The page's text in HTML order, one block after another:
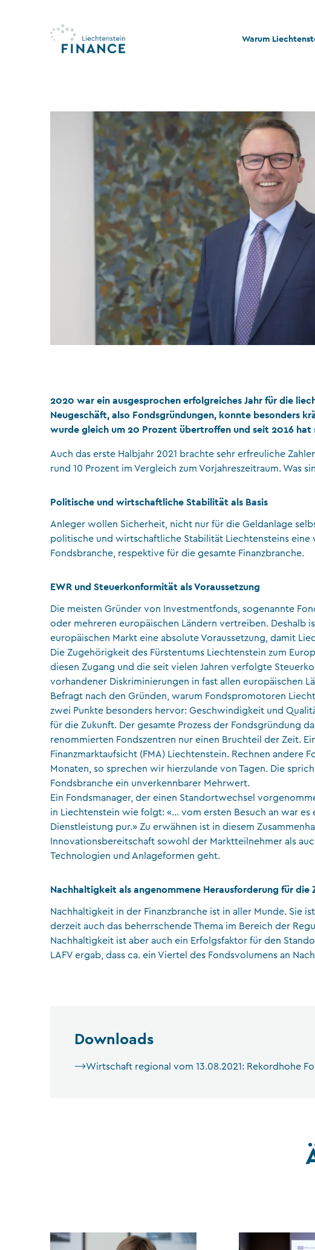
Warum
Stabilität und
Rechts- und
Nachhaltigkeit
Stiftungswesen
2020 war ein ausgesprochen erfolgreiches Jahr für die
Neugeschäft, also Fondsgründungen, konnte besonders
wurde gleich um 20 Prozent übertroffen und seit 2016
Auch das erste Halbjahr 2021 brachte sehr erfreuliche
rund 10 Prozent im Vergleich zum Vorjahreszeitraum. Was
Politische und wirtschaftliche Stabilität als Basis
Anleger wollen Sicherheit, nicht nur für die Geldanlage
politische und wirtschaftliche Stabilität Liechtensteins eine
Fondsbranche, respektive für die gesamte Finanzbranche.
EWR und Steuerkonformität als Voraussetzung
Die meisten Gründer von Investmentfonds, sogenannte
oder mehreren europäischen Ländern vertreiben. Deshalb
europäischen Markt eine absolute Voraussetzung, damit
Die Zugehörigkeit des Fürstentums Liechtenstein zum
diesen Zugang und die seit vielen Jahren verfolgte
vorhandener Diskriminierungen in fast allen europäischen
Befragt nach den Gründen, warum Fondspromotoren
zwei Punkte besonders hervor: Geschwindigkeit und
für die Zukunft. Der gesamte Prozess der Fondsgründung
renommierten Fondszentren nur einen Bruchteil der Zeit.
Finanzmarktaufsicht (FMA) Liechtenstein. Rechnen andere
Monaten, so sprechen wir hierzulande von Tagen. Die
Fondsbranche ein unverkennbarer Mehrwert.
Ein Fondsmanager, der einen Standortwechsel
in Liechtenstein wie folgt: «… vom ersten Besuch an war es
Dienstleistung pur.» Zu erwähnen ist in diesem
Innovationsbereitschaft sowohl der Marktteilnehmer als
Technologien und Anlageformen geht.
Nachhaltigkeit als angenommene Herausforderung für die
Nachhaltigkeit in der Finanzbranche ist in aller Munde. Sie
derzeit auch das beherrschende Thema im Bereich der
Nachhaltigkeit ist aber auch ein Erfolgsfaktor für den
LAFV ergab, dass ca. ein Viertel des Fondsvolumens an
Downloads
Wirtschaft regional vom 13.08.2021: Rekordhohe